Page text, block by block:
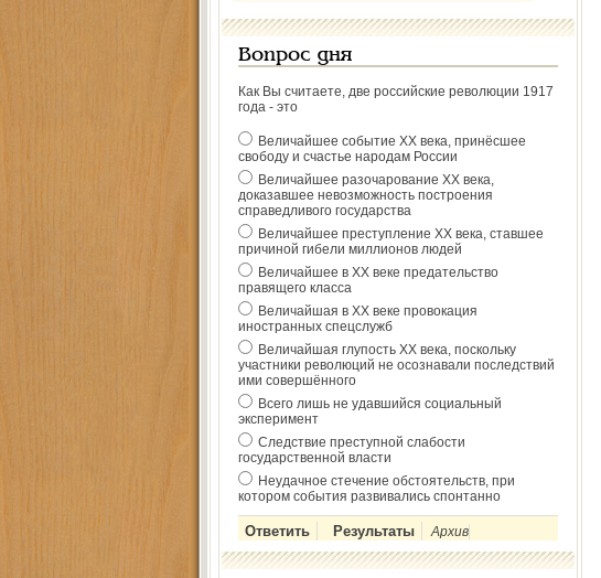
Вопрос дня
Как Вы считаете, две российские революции 1917
года - это
Величайшее событие ХХ века, принёсшее
свободу и счастье народам России
Величайшее разочарование ХХ века,
доказавшее невозможность построения
справедливого государства
Величайшее преступление ХХ века, ставшее
причиной гибели миллионов людей
Величайшее в ХХ веке предательство
правящего класса
Величайшая в ХХ веке провокация
иностранных спецслужб
Величайшая глупость ХХ века, поскольку
участники революций не осознавали последствий
ими совершённого
Всего лишь не удавшийся социальный
эксперимент
Следствие преступной слабости
государственной власти
Неудачное стечение обстоятельств, при
котором события развивались спонтанно
Архив